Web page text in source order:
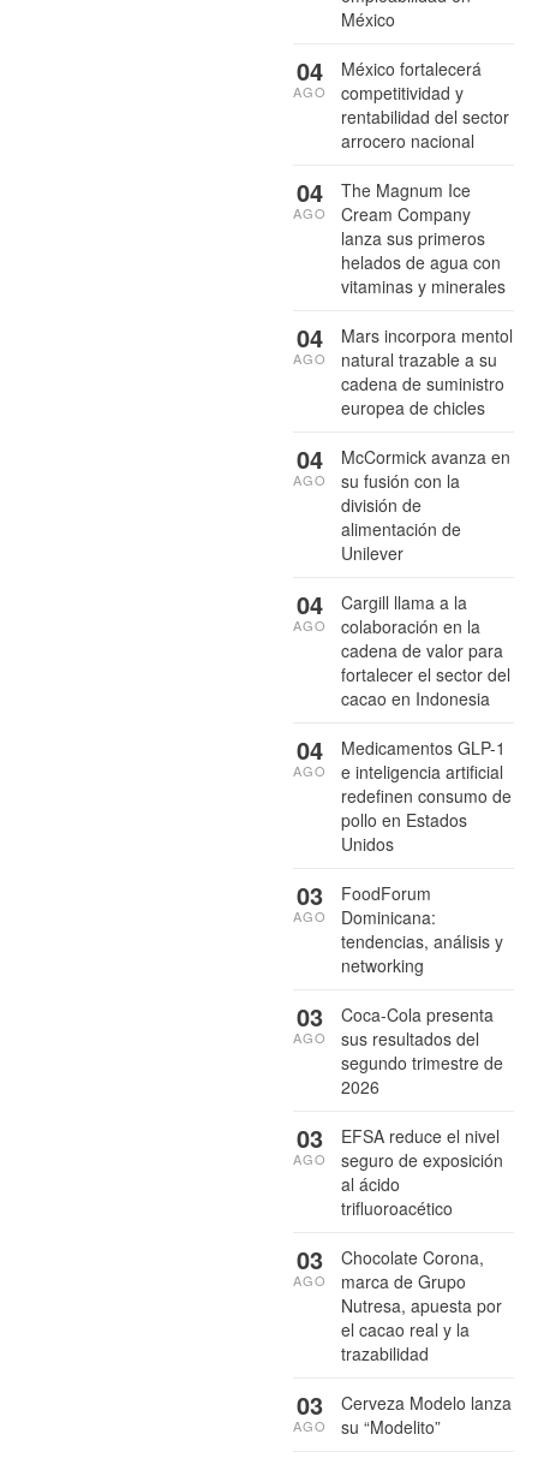
México
México fortalecerá
competitividad y
rentabilidad del sector
arrocero nacional
04
AGO
The Magnum Ice
Cream Company
lanza sus primeros
helados de agua con
vitaminas y minerales
04
AGO
Mars incorpora mentol
natural trazable a su
cadena de suministro
europea de chicles
04
AGO
McCormick avanza en
su fusión con la
división de
alimentación de
Unilever
04
AGO
Cargill llama a la
colaboración en la
cadena de valor para
fortalecer el sector del
cacao en Indonesia
04
AGO
Medicamentos GLP-1
e inteligencia artificial
redefinen consumo de
pollo en Estados
Unidos
04
AGO
FoodForum
Dominicana:
tendencias, análisis y
networking
03
AGO
Coca-Cola presenta
sus resultados del
segundo trimestre de
2026
03
AGO
EFSA reduce el nivel
seguro de exposición
al ácido
trifluoroacético
03
AGO
Chocolate Corona,
marca de Grupo
Nutresa, apuesta por
el cacao real y la
trazabilidad
03
AGO
Cerveza Modelo lanza
su “Modelito”
03
AGO